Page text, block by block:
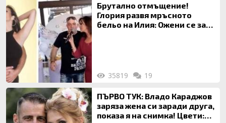
Брутално отмъщение!
Глория развя мръсното
бельо на Илия: Ожени се за
35819 19
ПЪРВО ТУК: Владо Караджов
заряза жена си заради друга,
показа я на снимка! Цвети: